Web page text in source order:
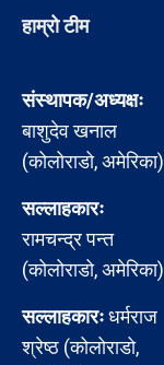
हाम्रो टीम
संस्थापक/अध्यक्षः
बाशुदेव खनाल
(कोलोराडो, अमेरिका)
सल्लाहकारः
रामचन्द्र पन्त
(कोलोराडो, अमेरिका)
सल्लाहकारःधर्मराज
श्रेष्ठ (कोलोराडो,